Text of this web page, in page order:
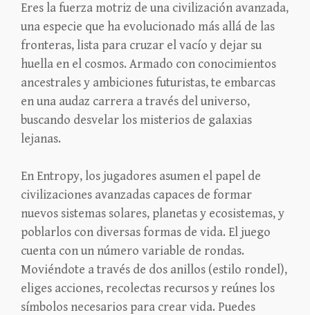
Eres la fuerza motriz de una civilización avanzada,
una especie que ha evolucionado más allá de las
fronteras, lista para cruzar el vacío y dejar su
huella en el cosmos. Armado con conocimientos
ancestrales y ambiciones futuristas, te embarcas
en una audaz carrera a través del universo,
buscando desvelar los misterios de galaxias
lejanas.
En Entropy, los jugadores asumen el papel de
civilizaciones avanzadas capaces de formar
nuevos sistemas solares, planetas y ecosistemas, y
poblarlos con diversas formas de vida. El juego
cuenta con un número variable de rondas.
Moviéndote a través de dos anillos (estilo rondel),
eliges acciones, recolectas recursos y reúnes los
símbolos necesarios para crear vida. Puedes